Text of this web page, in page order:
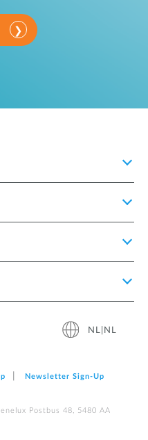
NL|NL
Newsletter Sign‑Up
Postbus 48, 5480 AA